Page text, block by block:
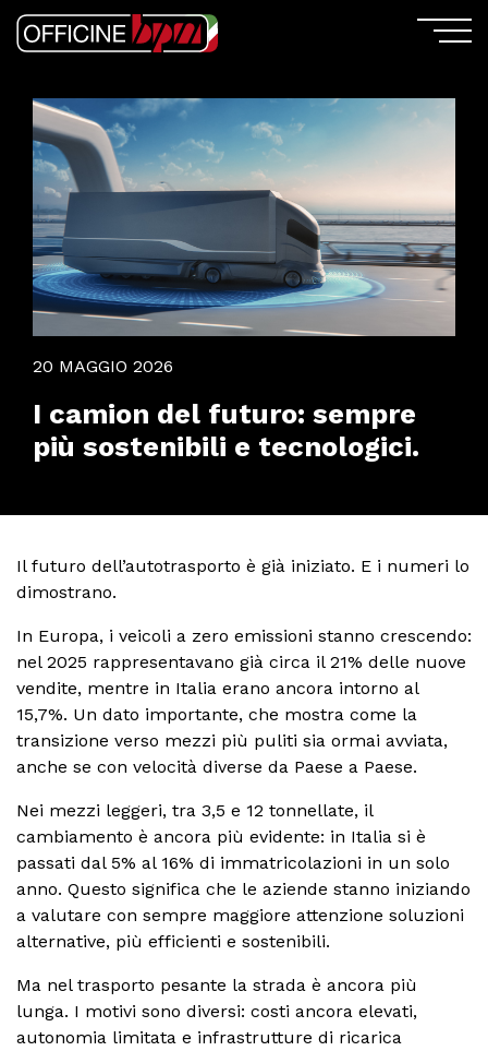
20 MAGGIO 2026
I camion del futuro: sempre
più sostenibili e tecnologici.
Il futuro dell’autotrasporto è già iniziato. E i numeri lo
dimostrano.
In Europa, i veicoli a zero emissioni stanno crescendo:
nel 2025 rappresentavano già circa il 21% delle nuove
vendite, mentre in Italia erano ancora intorno al
15,7%. Un dato importante, che mostra come la
transizione verso mezzi più puliti sia ormai avviata,
anche se con velocità diverse da Paese a Paese.
Nei mezzi leggeri, tra 3,5 e 12 tonnellate, il
cambiamento è ancora più evidente: in Italia si è
passati dal 5% al 16% di immatricolazioni in un solo
anno. Questo significa che le aziende stanno iniziando
a valutare con sempre maggiore attenzione soluzioni
alternative, più efficienti e sostenibili.
Ma nel trasporto pesante la strada è ancora più
lunga. I motivi sono diversi: costi ancora elevati,
autonomia limitata e infrastrutture di ricarica